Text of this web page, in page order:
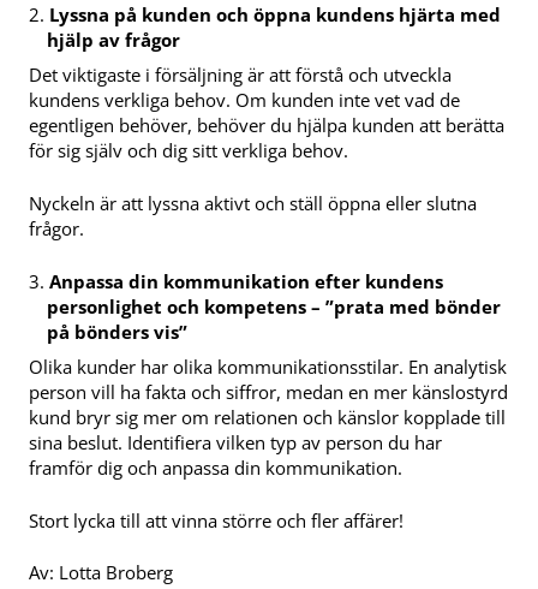
Lyssna på kunden och öppna kundens hjärta med
hjälp av frågor
Det viktigaste i försäljning är att förstå och utveckla
kundens verkliga behov. Om kunden inte vet vad de
egentligen behöver, behöver du hjälpa kunden att berätta
för sig själv och dig sitt verkliga behov.
Nyckeln är att lyssna aktivt och ställ öppna eller slutna
frågor.
Anpassa din kommunikation efter kundens
personlighet och kompetens – ”prata med bönder
på bönders vis”
Olika kunder har olika kommunikationsstilar. En analytisk
person vill ha fakta och siffror, medan en mer känslostyrd
kund bryr sig mer om relationen och känslor kopplade till
sina beslut. Identifiera vilken typ av person du har
framför dig och anpassa din kommunikation.
Stort lycka till att vinna större och fler affärer!
Av: Lotta Broberg